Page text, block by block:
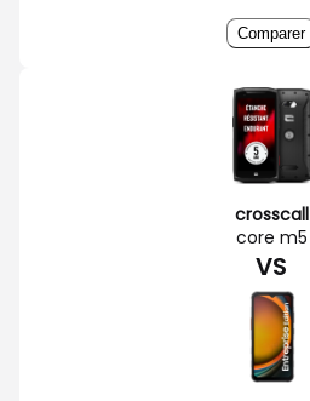
Comparer
crosscall
core m5
VS